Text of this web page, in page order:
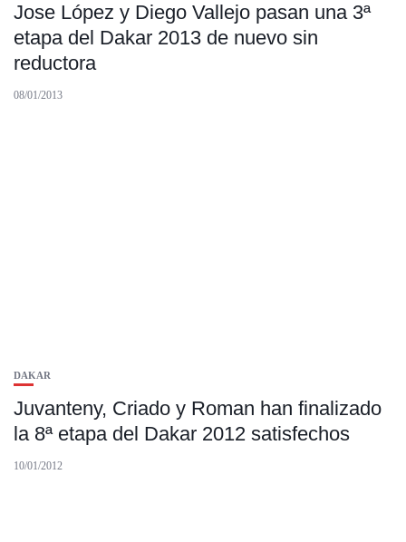
Jose López y Diego Vallejo pasan una 3ª
etapa del Dakar 2013 de nuevo sin
reductora
08/01/2013
DAKAR
Juvanteny, Criado y Roman han finalizado
la 8ª etapa del Dakar 2012 satisfechos
10/01/2012